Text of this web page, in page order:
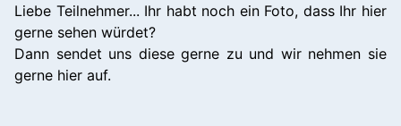
Liebe Teilnehmer... Ihr habt noch ein Foto, dass Ihr hier
gerne sehen würdet?
Dann sendet uns diese gerne zu und wir nehmen sie
gerne hier auf.